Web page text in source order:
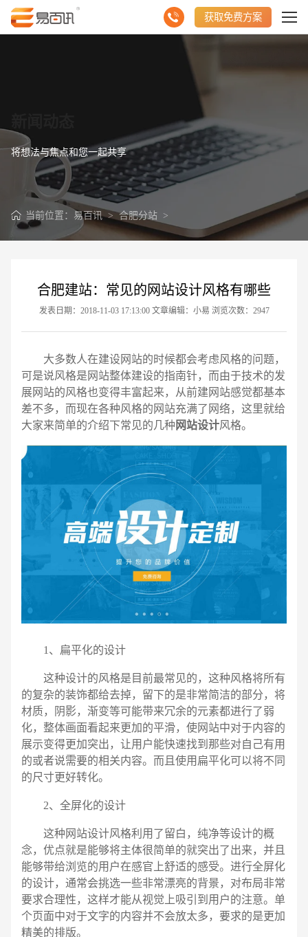
获取免费方案
将想法与焦点和您一起共享
当前位置： 易百讯>合肥分站>
合肥建站：常见的网站设计风格有哪些
发表日期：2018-11-03 17:13:00 文章编辑：小易 浏览次数：2947
大多数人在建设网站的时候都会考虑风格的问题，
可是说风格是网站整体建设的指南针，而由于技术的发
展网站的风格也变得丰富起来，从前建网站感觉都基本
差不多，而现在各种风格的网站充满了网络，这里就给
大家来简单的介绍下常见的几种 网站设计风格。
1、扁平化的设计
这种设计的风格是目前最常见的，这种风格将所有
的复杂的装饰都给去掉，留下的是非常简洁的部分，将
材质，阴影，渐变等可能带来冗余的元素都进行了弱
化，整体画面看起来更加的平滑，使网站中对于内容的
展示变得更加突出，让用户能快速找到那些对自己有用
的或者说需要的相关内容。而且使用扁平化可以将不同
的尺寸更好转化。
2、全屏化的设计
这种网站设计风格利用了留白，纯净等设计的概
念，优点就是能够将主体很简单的就突出了出来，并且
能够带给浏览的用户在感官上舒适的感受。进行全屏化
的设计，通常会挑选一些非常漂亮的背景，对布局非常
要求合理性，这样才能从视觉上吸引到用户的注意。单
个页面中对于文字的内容并不会放太多，要求的是更加
精美的排版。
请输入您的公司名称
电话 微信号